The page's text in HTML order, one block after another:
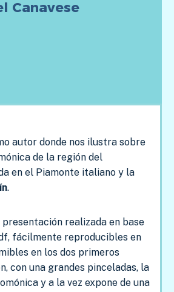
Canavese
autor donde nos ilustra sobre
de la región del
en el Piamonte italiano y la
.
presentación realizada en base
fácilmente reproducibles en
en los dos primeros
con una grandes pinceladas, la
y a la vez expone de una